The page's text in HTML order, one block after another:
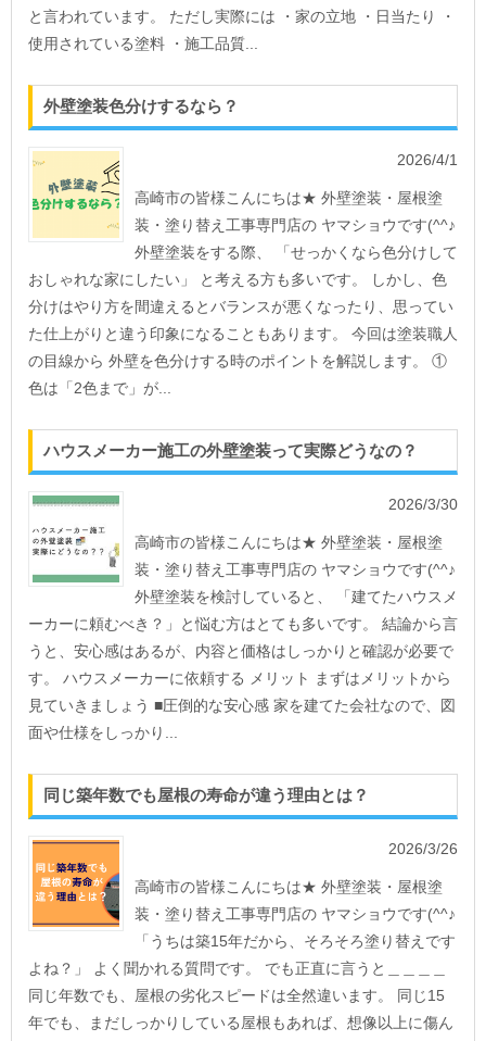
と言われています。 ただし実際には ・家の立地 ・日当たり ・
使用されている塗料 ・施工品質...
外壁塗装色分けするなら？
2026/4/1
高崎市の皆様こんにちは★ 外壁塗装・屋根塗
装・塗り替え工事専門店の ヤマショウです(^^♪
外壁塗装をする際、 「せっかくなら色分けして
おしゃれな家にしたい」 と考える方も多いです。 しかし、色
分けはやり方を間違えるとバランスが悪くなったり、思ってい
た仕上がりと違う印象になることもあります。 今回は塗装職人
の目線から 外壁を色分けする時のポイントを解説します。 ①
色は「2色まで」が...
ハウスメーカー施工の外壁塗装って実際どうなの？
2026/3/30
高崎市の皆様こんにちは★ 外壁塗装・屋根塗
装・塗り替え工事専門店の ヤマショウです(^^♪
外壁塗装を検討していると、 「建てたハウスメ
ーカーに頼むべき？」と悩む方はとても多いです。 結論から言
うと、安心感はあるが、内容と価格はしっかりと確認が必要で
す。 ハウスメーカーに依頼する メリット まずはメリットから
見ていきましょう ■圧倒的な安心感 家を建てた会社なので、図
面や仕様をしっかり...
同じ築年数でも屋根の寿命が違う理由とは？
2026/3/26
高崎市の皆様こんにちは★ 外壁塗装・屋根塗
装・塗り替え工事専門店の ヤマショウです(^^♪
「うちは築15年だから、そろそろ塗り替えです
よね？」 よく聞かれる質問です。 でも正直に言うと＿＿＿＿
同じ年数でも、屋根の劣化スピードは全然違います。 同じ15
年でも、まだしっかりしている屋根もあれば、想像以上に傷ん